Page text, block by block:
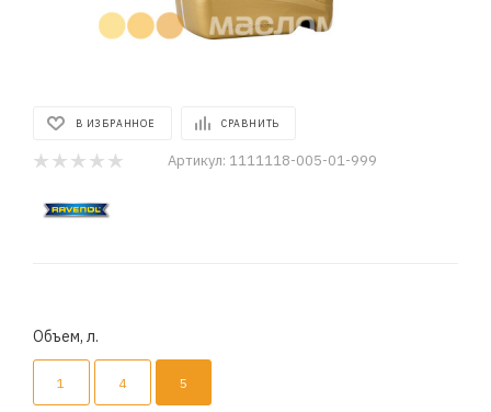
В ИЗБРАННОЕ СРАВНИТЬ
Артикул: 1111118-005-01-999
Объем, л.
1 4 5